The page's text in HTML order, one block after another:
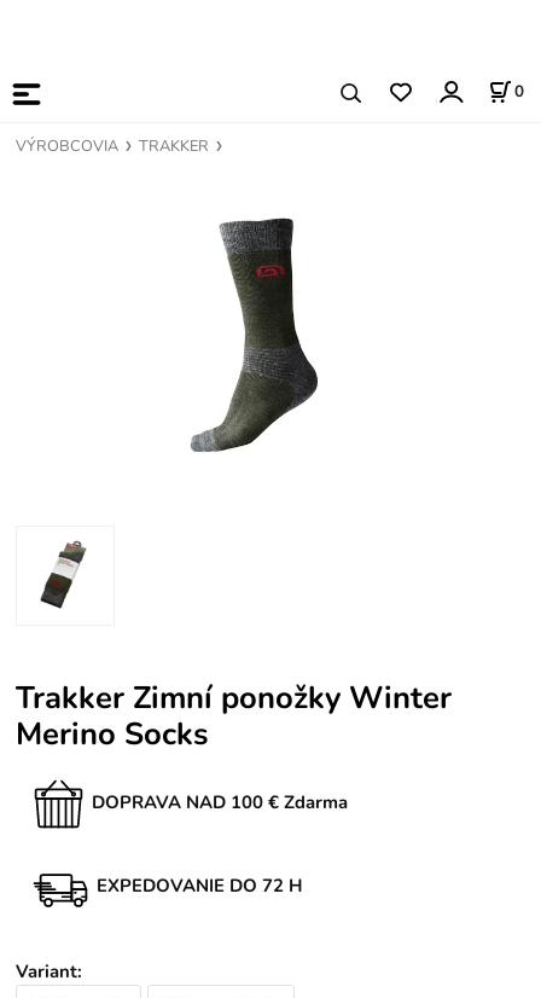
0
VÝROBCOVIA TRAKKER
Trakker Zimní ponožky Winter
Merino Socks
DOPRAVA NAD 100 € Zdarma
EXPEDOVANIE DO 72 H
Variant: